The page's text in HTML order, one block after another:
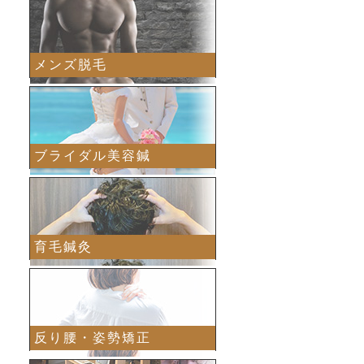
メンズ脱毛
ブライダル美容鍼
育毛鍼灸
反り腰・姿勢矯正